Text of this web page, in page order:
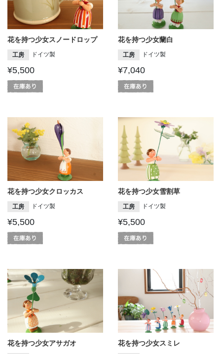
花を持つ少女スノードロップ
工房 ドイツ製
¥5,500
花を持つ少女蘭白
工房 ドイツ製
¥7,040
花を持つ少女クロッカス
工房 ドイツ製
¥5,500
花を持つ少女雪割草
工房 ドイツ製
¥5,500
花を持つ少女アサガオ 花を持つ少女スミレ